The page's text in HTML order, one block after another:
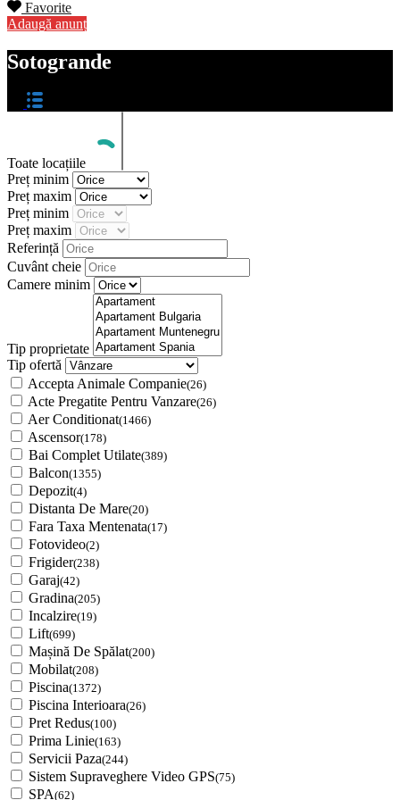
Favorite
Adaugă anunț
Sotogrande
Toate locațiile
Preț minim
Preț maxim
Preț minim
Preț maxim
Referință
Cuvânt cheie
Camere minim
Tip proprietate
Tip ofertă
Accepta Animale Companie(26)
Acte Pregatite Pentru Vanzare(26)
Aer Conditionat(1466)
Ascensor(178)
Bai Complet Utilate(389)
Balcon(1355)
Depozit(4)
Distanta De Mare(20)
Fara Taxa Mentenata(17)
Fotovideo(2)
Frigider(238)
Garaj(42)
Gradina(205)
Incalzire(19)
Lift(699)
Mașină De Spălat(200)
Mobilat(208)
Piscina(1372)
Piscina Interioara(26)
Pret Redus(100)
Prima Linie(163)
Servicii Paza(244)
Sistem Supraveghere Video GPS(75)
SPA(62)